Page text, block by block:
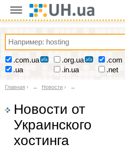
.com.ua .org.ua .com
.ua
.in.ua .net
Главная › Новости ›
Новости от
Украинского
хостинга